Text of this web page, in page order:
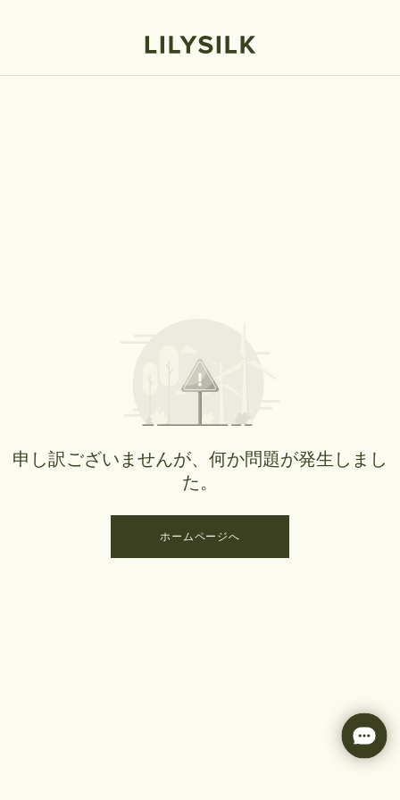
申し訳ございませんが、何か問題が発生しまし
た。
ホームページへ